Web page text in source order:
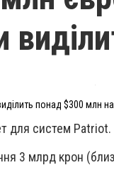
понад $300 млн
для систем Patriot.
3 млрд крон